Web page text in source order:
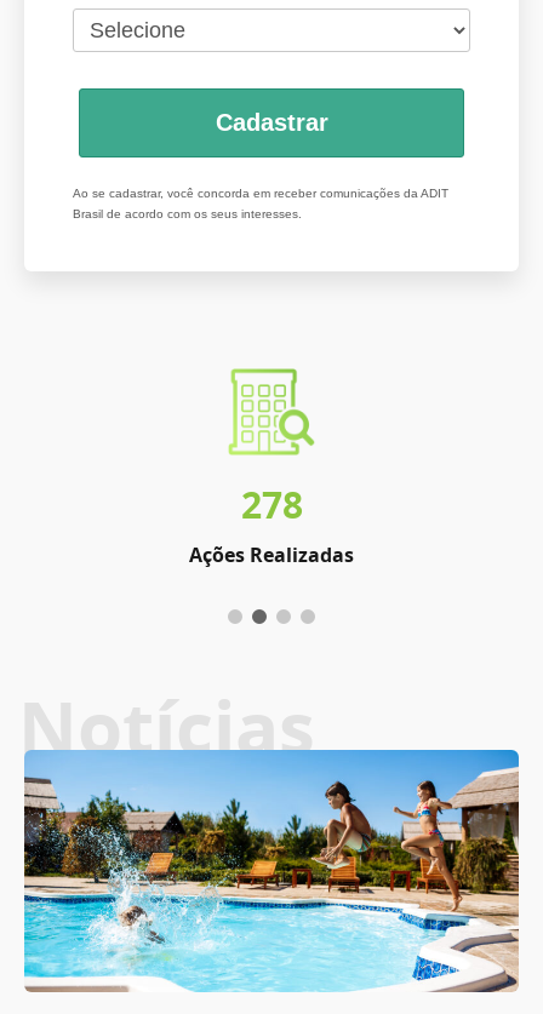
Cadastrar
Ao se cadastrar, você concorda em receber comunicações da ADIT
Brasil de acordo com os seus interesses.
278
Ações Realizadas
Notícias